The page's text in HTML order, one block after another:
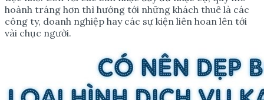
hoành tráng hơn thì hướng tới những khách thuê là các
công ty, doanh nghiệp hay các sự kiện liên hoan lên tới
vài chục người.